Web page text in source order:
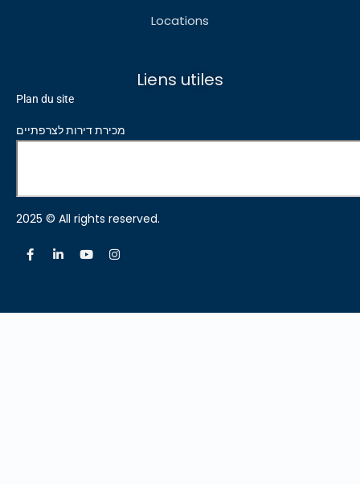
Locations
Liens utiles
Plan du site
מכירת דירות לצרפתיים
2025 © All rights reserved.